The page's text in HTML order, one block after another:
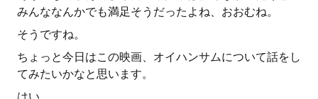
みんななんかでも満足そうだったよね、おおむね。
そうですね。
ちょっと今日はこの映画、オイハンサムについて話をし
てみたいかなと思います。